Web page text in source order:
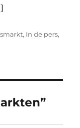
, In de pers,